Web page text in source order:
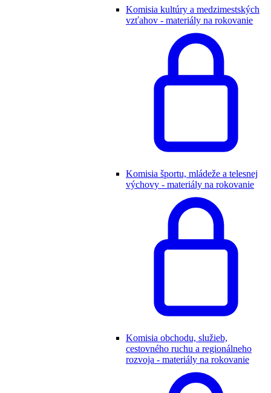
Komisia kultúry a medzimestských
vzťahov - materiály na rokovanie
Komisia športu, mládeže a telesnej
výchovy - materiály na rokovanie
Komisia obchodu, služieb,
cestovného ruchu a regionálneho
rozvoja - materiály na rokovanie